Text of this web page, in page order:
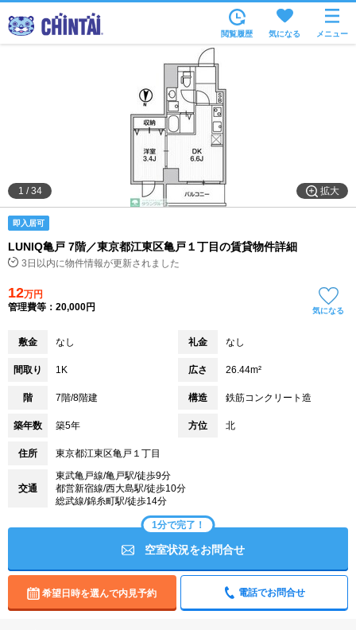
沿線・駅から
住所から
家賃相場から
通勤通学時間から
物件特集から
不動産会社から
閲覧履歴 気になる メニュー
拡大
1 /34
即入居可
LUNIQ亀戸 7階／東京都江東区亀戸１丁目の賃貸物件詳細
3日以内に物件情報が更新されました
12万円
管理費等：20,000円
気になる
敷金 なし 礼金 なし
間取り 1K 広さ 26.44m²
階 7階/8階建 構造 鉄筋コンクリート造
築年数 築5年 方位 北
住所 東京都江東区亀戸１丁目
交通
東武亀戸線/亀戸駅/徒歩9分
都営新宿線/西大島駅/徒歩10分
総武線/錦糸町駅/徒歩14分
1分で完了！
空室状況をお問合せ
希望日時を選んで内見予約 電話でお問合せ